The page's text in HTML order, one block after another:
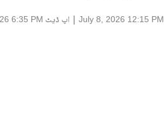
July 8, 2026 12:15 PM
| اپ ڈیٹ 6:35 PM